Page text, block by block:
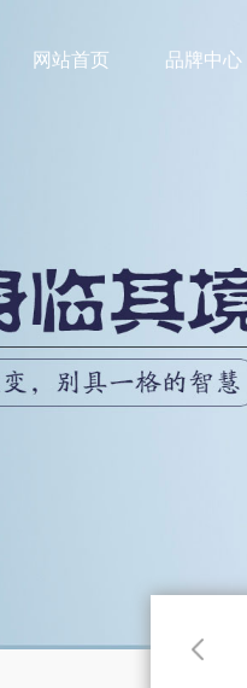
网站首页 品牌中心